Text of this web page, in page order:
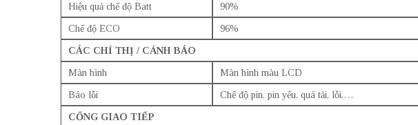
Hiệu quả chế độ Batt
90%
Chế độ ECO
96%
CÁC CHỈ THỊ / CẢNH BÁO
Màn hình
Màn hình màu LCD
Báo lỗi
Chế độ pin, pin yếu, quá tải, lỗi,…
CỔNG GIAO TIẾP